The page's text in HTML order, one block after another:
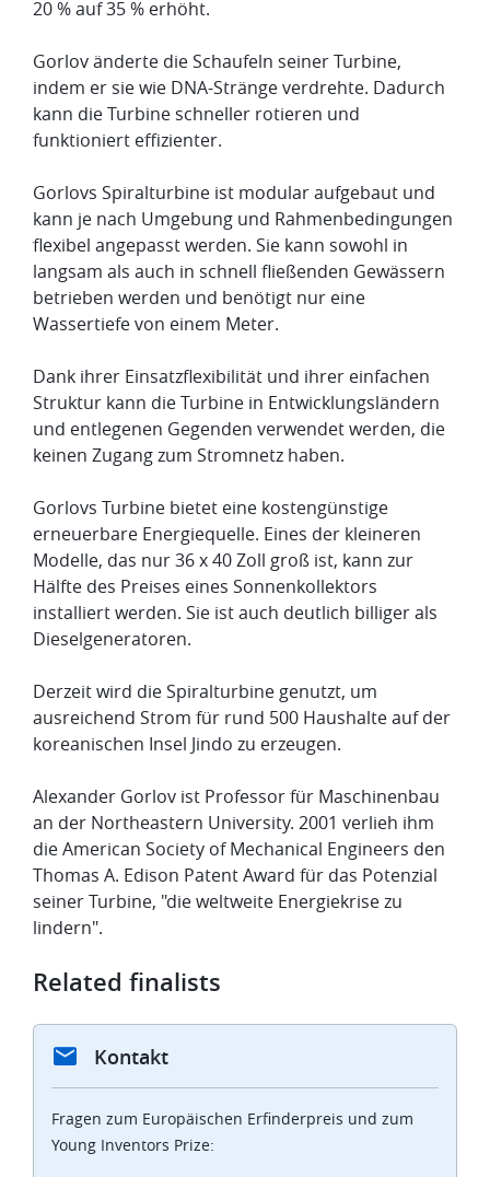
20 % auf 35 % erhöht.
Gorlov änderte die Schaufeln seiner Turbine,
indem er sie wie DNA-Stränge verdrehte. Dadurch
kann die Turbine schneller rotieren und
funktioniert effizienter.
Gorlovs Spiralturbine ist modular aufgebaut und
kann je nach Umgebung und Rahmen­bedingungen
flexibel angepasst werden. Sie kann sowohl in
langsam als auch in schnell fließenden Gewässern
betrieben werden und benötigt nur eine
Wassertiefe von einem Meter.
Dank ihrer Einsatzflexibilität und ihrer einfachen
Struktur kann die Turbine in Entwick­lungs­ländern
und entlegenen Gegenden verwendet werden, die
keinen Zugang zum Stromnetz haben.
Gorlovs Turbine bietet eine kostengünstige
erneuerbare Energiequelle. Eines der kleineren
Modelle, das nur 36 x 40 Zoll groß ist, kann zur
Hälfte des Preises eines Sonnenkollektors
installiert werden. Sie ist auch deutlich billiger als
Diesel­generato­ren.
Derzeit wird die Spiralturbine genutzt, um
ausreichend Strom für rund 500 Haushalte auf der
koreanischen Insel Jindo zu erzeugen.
Alexander Gorlov ist Professor für Maschinenbau
an der Northeastern University. 2001 verlieh ihm
die American Society of Mechanical Engineers den
Thomas A. Edison Patent Award für das Potenzial
seiner Turbine, "die weltweite Energiekrise zu
lindern".
Related finalists
Kontakt
Fragen zum Europäischen Erfinderpreis und zum
Young Inventors Prize: